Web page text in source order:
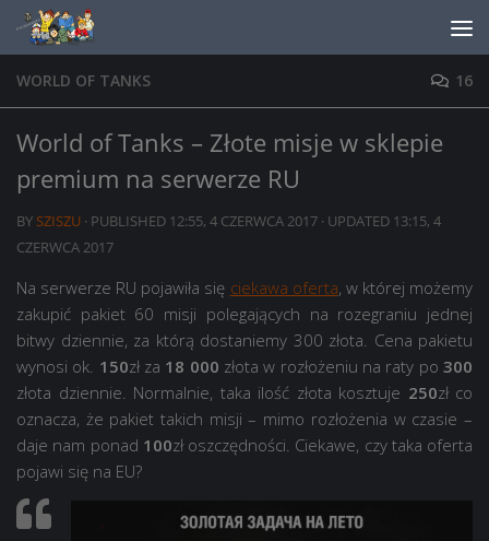
Skip to content
WORLD OF TANKS 16
World of Tanks – Złote misje w sklepie
premium na serwerze RU
BY SZISZU · PUBLISHED 12:55, 4 CZERWCA 2017 · UPDATED 13:15, 4
CZERWCA 2017
Na serwerze RU pojawiła się ciekawa oferta, w której możemy
zakupić pakiet 60 misji polegających na rozegraniu jednej
bitwy dziennie, za którą dostaniemy 300 złota. Cena pakietu
wynosi ok. 150zł za 18 000 złota w rozłożeniu na raty po300
złota dziennie. Normalnie, taka ilość złota kosztuje 250zł co
oznacza, że pakiet takich misji – mimo rozłożenia w czasie –
daje nam ponad 100zł oszczędności. Ciekawe, czy taka oferta
pojawi się na EU?